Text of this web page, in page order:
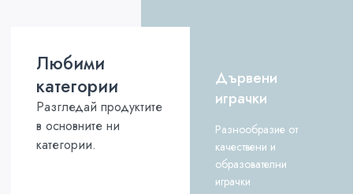
Любими
категории
Разгледай продуктите
в основните ни
категории.
Дървени
играчки
Разнообразие от
качествени и
образователни
играчки